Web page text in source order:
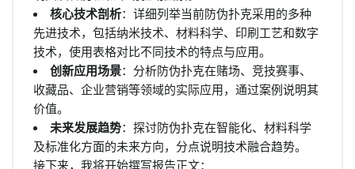
核心技术剖析：详细列举当前防伪扑克采用的多种
先进技术，包括纳米技术、材料科学、印刷工艺和数字
技术，使用表格对比不同技术的特点与应用。
创新应用场景：分析防伪扑克在赌场、竞技赛事、
收藏品、企业营销等领域的实际应用，通过案例说明其
价值。
未来发展趋势：探讨防伪扑克在智能化、材料科学
及标准化方面的未来方向，分点说明技术融合趋势。
接下来，我将开始撰写报告正文：